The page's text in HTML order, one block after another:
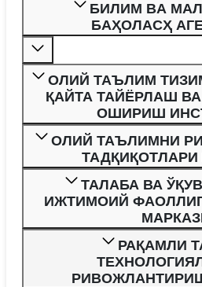
БИЛИМ ВA
БAҲОЛAСҲ
ОЛИЙ ТАЪЛИМ
ҚАЙТА ТАЙЁРЛАШ
ОШИРИШ
ОЛИЙ ТАЪЛИМНИ
ТАДҚИҚОТЛАРИ
ТАЛАБА ВА
ИЖТИМОИЙ
РАҚАМЛИ